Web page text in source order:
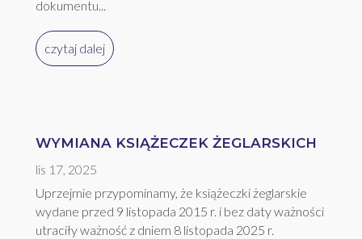
dokumentu...
czytaj dalej
WYMIANA KSIĄŻECZEK ŻEGLARSKICH
lis 17, 2025
Uprzejmie przypominamy, że książeczki żeglarskie
wydane przed 9 listopada 2015 r. i bez daty ważności
utraciły ważność z dniem 8 listopada 2025 r.